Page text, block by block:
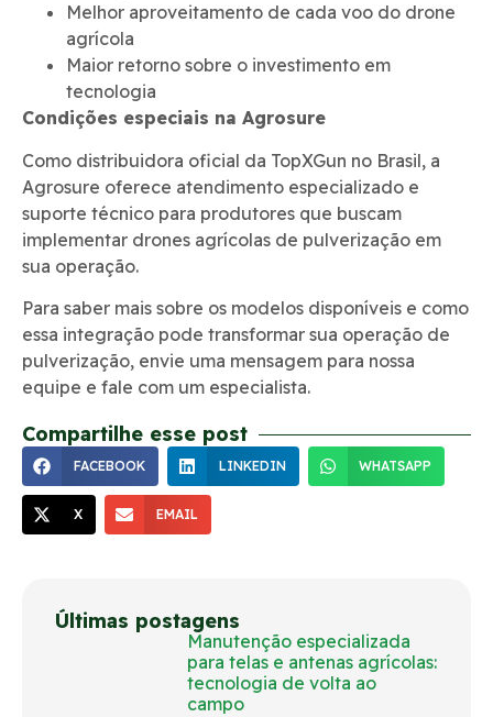
Últimas postagens
Manutenção especializada
para telas e antenas agrícolas:
tecnologia de volta ao
campo
Melhor aproveitamento de cada voo do drone
agrícola
Maior retorno sobre o investimento em
tecnologia
Condições especiais na Agrosure
Como distribuidora oficial da TopXGun no Brasil, a
Agrosure oferece atendimento especializado e
suporte técnico para produtores que buscam
implementar drones agrícolas de pulverização em
sua operação.
Para saber mais sobre os modelos disponíveis e como
essa integração pode transformar sua operação de
pulverização, envie uma mensagem para nossa
equipe e fale com um especialista.
Compartilhe esse post
FACEBOOK LINKEDIN WHATSAPP
X EMAIL